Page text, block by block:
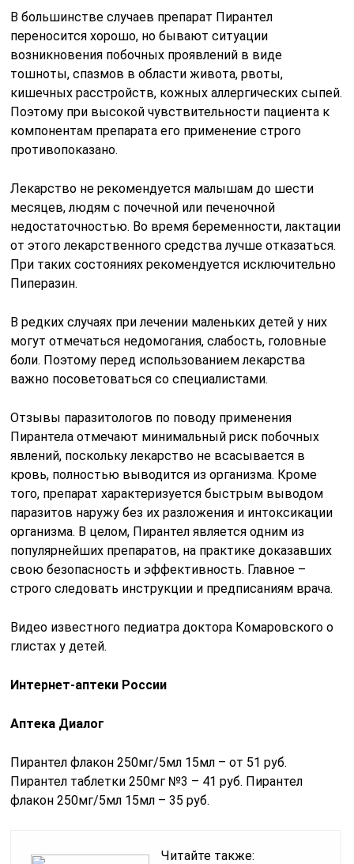
В большинстве случаев препарат Пирантел
переносится хорошо, но бывают ситуации
возникновения побочных проявлений в виде
тошноты, спазмов в области живота, рвоты,
кишечных расстройств, кожных аллергических сыпей.
Поэтому при высокой чувствительности пациента к
компонентам препарата его применение строго
противопоказано.
Лекарство не рекомендуется малышам до шести
месяцев, людям с почечной или печеночной
недостаточностью. Во время беременности, лактации
от этого лекарственного средства лучше отказаться.
При таких состояниях рекомендуется исключительно
Пиперазин.
В редких случаях при лечении маленьких детей у них
могут отмечаться недомогания, слабость, головные
боли. Поэтому перед использованием лекарства
важно посоветоваться со специалистами.
Отзывы паразитологов по поводу применения
Пирантела отмечают минимальный риск побочных
явлений, поскольку лекарство не всасывается в
кровь, полностью выводится из организма. Кроме
того, препарат характеризуется быстрым выводом
паразитов наружу без их разложения и интоксикации
организма. В целом, Пирантел является одним из
популярнейших препаратов, на практике доказавших
свою безопасность и эффективность. Главное –
строго следовать инструкции и предписаниям врача.
Видео известного педиатра доктора Комаровского о
глистах у детей.
Интернет-аптеки России
Аптека Диалог
Пирантел флакон 250мг/5мл 15мл – от 51 руб.
Пирантел таблетки 250мг №3 – 41 руб. Пирантел
флакон 250мг/5мл 15мл – 35 руб.
Читайте также: